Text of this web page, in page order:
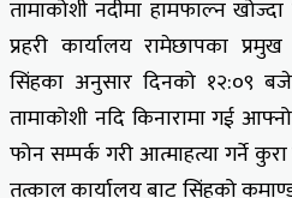
तामाकोशी नदीमा हामफाल्न खोज्दा
प्रहरी कार्यालय रामेछापका
सिंहका अनुसार दिनको १२:०९
तामाकोशी नदि किनारामा गई
फोन सम्पर्क गरी आत्माहत्या गर्ने
तत्काल कार्यालय बाट सिंहको